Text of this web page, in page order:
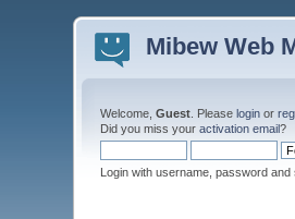
Mibew Web
Welcome,Guest . Pleaselogin or
Did you miss youractivation email?
Login with username, password and